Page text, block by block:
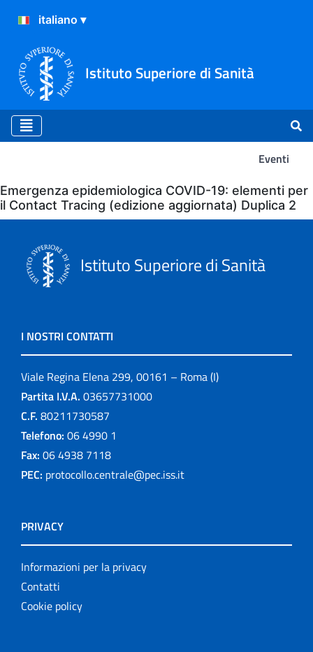
Istituto Superiore di Sanità
Eventi
Eventi
Emergenza epidemiologica COVID-19: elementi per
il Contact Tracing (edizione aggiornata) Duplica 2
Istituto Superiore di Sanità
I NOSTRI CONTATTI
Viale Regina Elena 299, 00161 – Roma (I)
Partita I.V.A. 03657731000
C.F. 80211730587
Telefono: 06 4990 1
Fax: 06 4938 7118
PEC: protocollo.centrale@pec.iss.it
PRIVACY
Informazioni per la privacy
Contatti
Cookie policy